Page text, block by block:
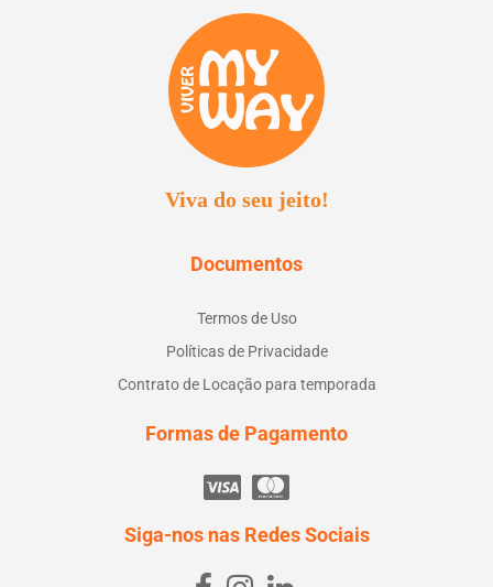
Viva do seu jeito!
Documentos
Termos de Uso
Políticas de Privacidade
Contrato de Locação para temporada
Formas de Pagamento
Siga-nos nas Redes Sociais